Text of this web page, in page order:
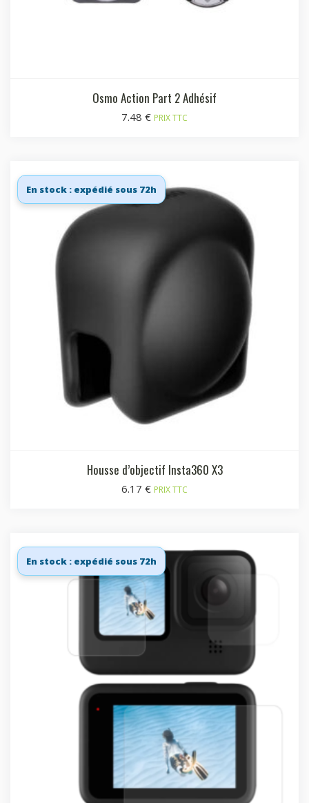
Osmo Action Part 2 Adhésif
7.48 € PRIX TTC
En stock : expédié sous 72h
Housse d’objectif Insta360 X3
6.17 € PRIX TTC
En stock : expédié sous 72h